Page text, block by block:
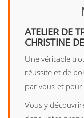
ATELIER DE
CHRISTINE
Une véritable
réussite et de
par vous et pour
Vous y